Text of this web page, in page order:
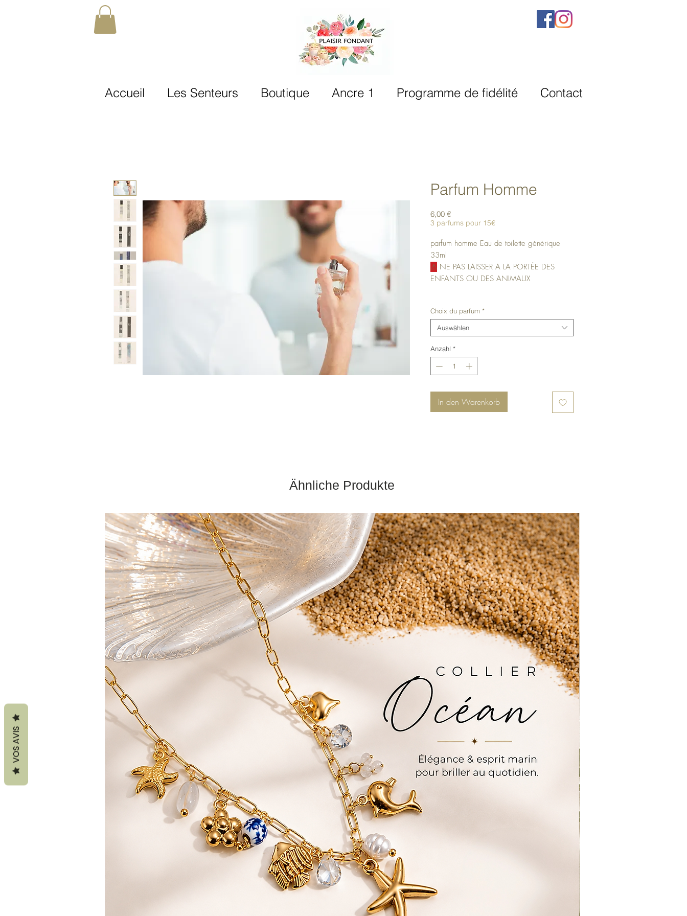
Accueil Les Senteurs Boutique Ancre 1 Programme de fidélité Contact
Parfum Homme
6,00 €Preis
3 parfums pour 15€
parfum homme Eau de toilette générique
33ml
⚠ NE PAS LAISSER A LA PORTÉE DES
ENFANTS OU DES ANIMAUX
Choix du parfum *
Auswählen
Anzahl *
In den Warenkorb
Ähnliche Produkte
VOS AVIS